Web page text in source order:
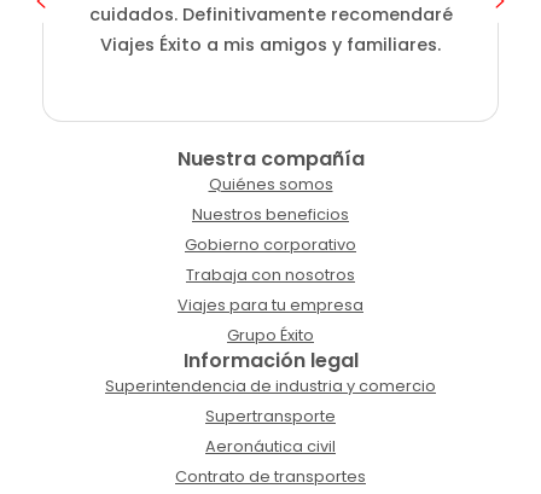
cuidados. Definitivamente recomendaré
Viajes Éxito a mis amigos y familiares.
Nuestra compañía
Quiénes somos
Nuestros beneficios
Gobierno corporativo
Trabaja con nosotros
Viajes para tu empresa
Grupo Éxito
Información legal
Superintendencia de industria y comercio
Supertransporte
Aeronáutica civil
Contrato de transportes